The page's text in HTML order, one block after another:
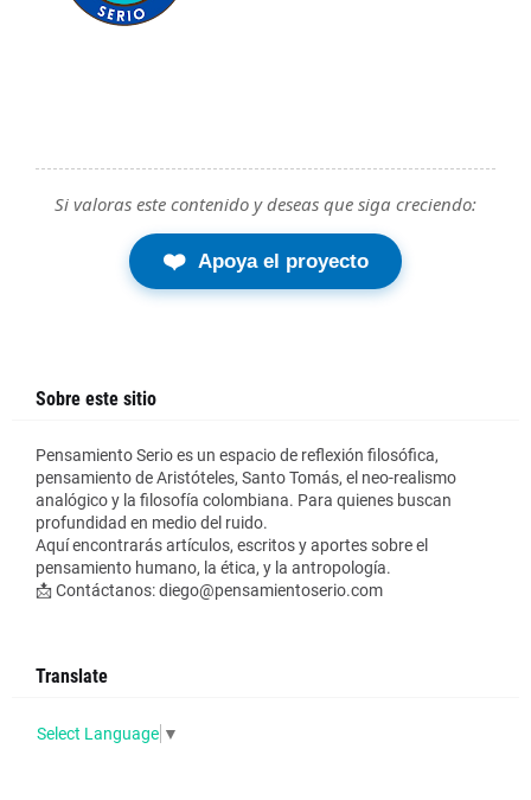
Si valoras este contenido y deseas que siga creciendo:
❤️ Apoya el proyecto
Sobre este sitio
Pensamiento Serio es un espacio de reflexión filosófica,
pensamiento de Aristóteles, Santo Tomás, el neo-realismo
analógico y la filosofía colombiana. Para quienes buscan
profundidad en medio del ruido.
Aquí encontrarás artículos, escritos y aportes sobre el
pensamiento humano, la ética, y la antropología.
📩 Contáctanos: diego@pensamientoserio.com
Translate
Select Language ▼